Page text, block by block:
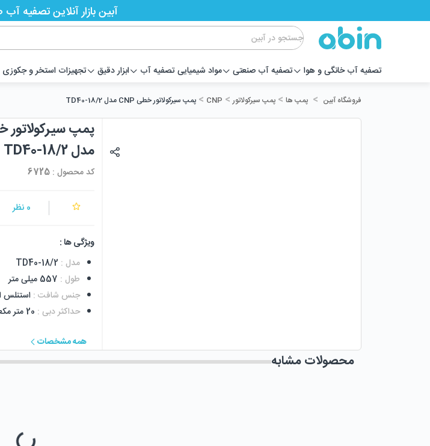
تصفیه آب خانگی و هوا تصفیه آب صنعتی مواد شیمیایی تصفیه آب ابزار دقیق تجهیزات استخر و جکوزی
آبین بازار آنلاین تصفیه
فروشگاه آبین > پمپ ها > پمپ سیرکولاتور >
CNP
> پمپ سیرکولاتور خطی CNP مدل TD40-18/2
مدل TD40-18/2
کد محصول : 6725
0 نظر
ویژگی ها :
مدل :
TD40-18/2
طول : 557 میلی متر
جنس شافت: استنلس
حداکثر دبی : 20 متر مکعب در ساعت
همه مشخصات
محصولات مشابه